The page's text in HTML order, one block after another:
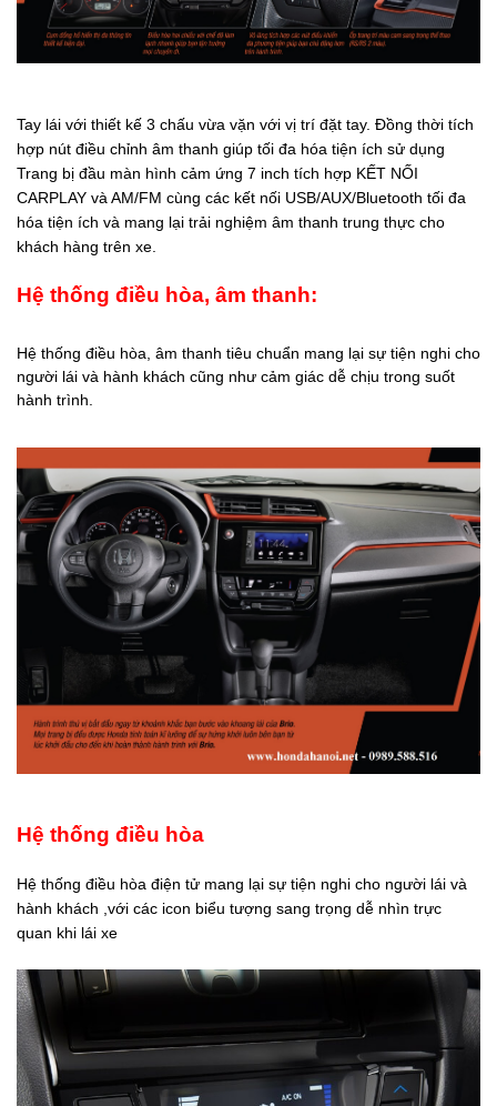
Tay lái với thiết kế 3 chấu vừa vặn với vị trí đặt tay. Đồng thời tích
hợp nút điều chỉnh âm thanh giúp tối đa hóa tiện ích sử dụng
Trang bị đầu màn hình cảm ứng 7 inch tích hợp KẾT NỐI
CARPLAY và AM/FM cùng các kết nối USB/AUX/Bluetooth tối đa
hóa tiện ích và mang lại trải nghiệm âm thanh trung thực cho
khách hàng trên xe.
Hệ thống điều hòa, âm thanh:
Hệ thống điều hòa, âm thanh tiêu chuẩn mang lại sự tiện nghi cho
người lái và hành khách cũng như cảm giác dễ chịu trong suốt
hành trình.
Hệ thống điều hòa
Hệ thống điều hòa điện tử mang lại sự tiện nghi cho người lái và
hành khách ,với các icon biểu tượng sang trọng dễ nhìn trực
quan khi lái xe